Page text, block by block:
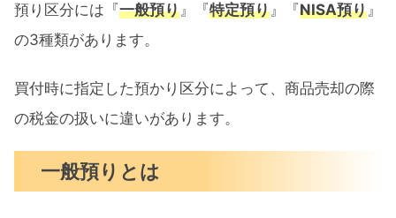
預り区分には『一般預り』『特定預り』『NISA預り』
の3種類があります。
買付時に指定した預かり区分によって、商品売却の際
の税金の扱いに違いがあります。
一般預りとは